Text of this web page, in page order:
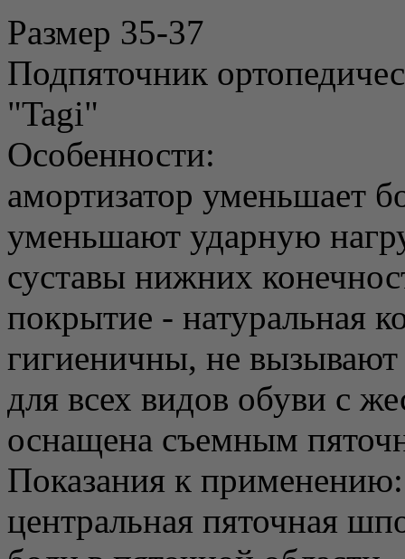
Размер 35-37
Подпяточник
"Tagi"
Особенности:
амортизатор уменьшает
уменьшают ударную
суставы нижних
покрытие - натуральная
гигиеничны, не вызывают
для всех видов обуви с
оснащена съемным
Показания к применению:
центральная пяточная